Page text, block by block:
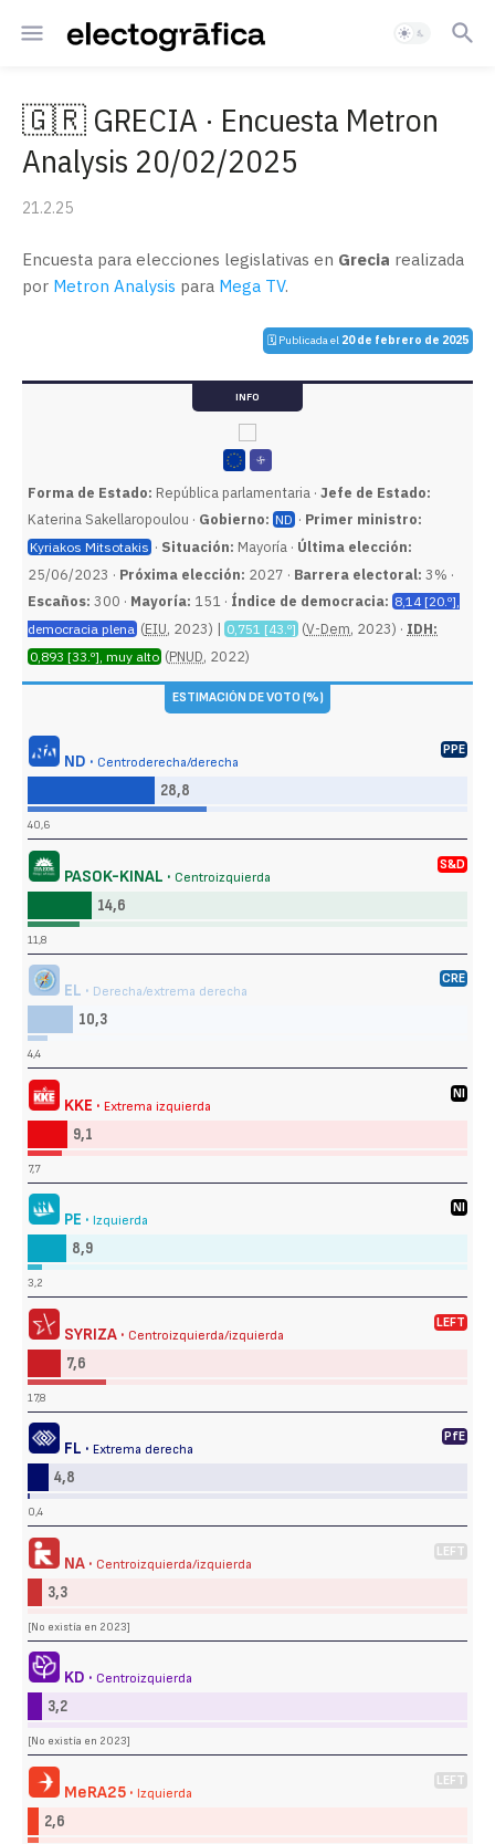
🇬🇷 GRECIA · Encuesta Metron
Analysis 20/02/2025
21.2.25
Encuesta para elecciones legislativas en Grecia realizada
por Metron Analysis para Mega TV.
🗓️ Publicada el 20 de febrero de 2025
INFO
Forma de Estado: República parlamentaria · Jefe de Estado:
Katerina Sakellaropoulou · Gobierno: ND · Primer ministro:
Kyriakos Mitsotakis · Situación: Mayoría · Última elección:
25/06/2023 · Próxima elección: 2027 · Barrera electoral: 3% ·
Escaños: 300 · Mayoría: 151 · Índice de democracia: 8,14 [20.º],
democracia plena (EIU, 2023) | 0,751 [43.º] (V-Dem, 2023) · IDH:
0,893 [33.º], muy alto (PNUD, 2022)
ESTIMACIÓN DE VOTO (%)
ND · Centroderecha/derecha
PPE
28,8
40,6
PASOK-KINAL · Centroizquierda
S&D
14,6
11,8
EL · Derecha/extrema derecha
CRE
10,3
4,4
KKE · Extrema izquierda
NI
9,1
7,7
PE · Izquierda
NI
8,9
3,2
SYRIZA · Centroizquierda/izquierda
LEFT
7,6
17,8
FL · Extrema derecha
PfE
4,8
0,4
NA · Centroizquierda/izquierda
LEFT
3,3
[No existía en 2023]
KD · Centroizquierda
3,2
[No existía en 2023]
MeRA25 · Izquierda
LEFT
2,6